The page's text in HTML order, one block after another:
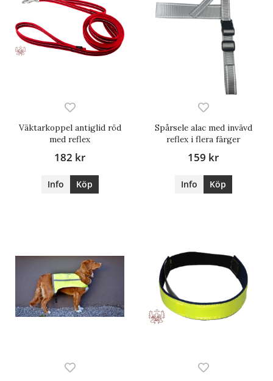
Väktarkoppel antiglid röd
med reflex
182 kr
Info Köp
Spårsele alac med invävd
reflex i flera färger
159 kr
Info Köp